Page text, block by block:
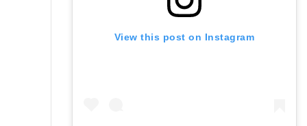
View this post on Instagram